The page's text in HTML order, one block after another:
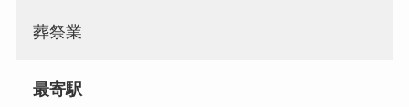
葬祭業
最寄駅